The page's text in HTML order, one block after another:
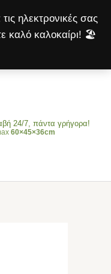
ηλεκτρονικές σας
καλό καλοκαίρι! 🏖️
24/7, πάντα γρήγορα!
60×45×36cm